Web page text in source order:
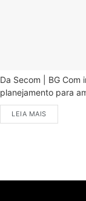
Da Secom | BG Com
planejamento para
LEIA MAIS